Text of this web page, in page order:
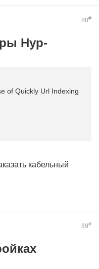
88#
Нур-
of Quickly Url Indexing
кабельный
89#